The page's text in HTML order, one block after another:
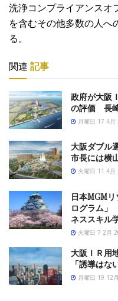
洗浄コンプライアンスオ
を含むその他多数の人へ
る。
関連 記事
政府が大阪
の評価 長
月曜日 17 4
大阪ダブル
市長には横
火曜日 11 4月
日本MGM
ログラム
ネススキル
火曜日 7 2月
大阪ＩＲ用
「誘導はな
月曜日 19 12